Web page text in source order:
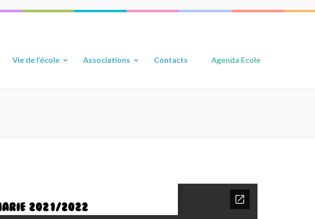
Vie de l’école Associations Contacts Agenda Ecole